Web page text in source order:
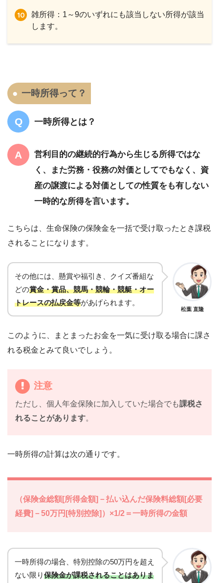
雑所得：1～9のいずれにも該当しない所得が該当
します。
一時所得って？
一時所得とは？
営利目的の継続的行為から生じる所得ではな
く、また労務・役務の対価としてでもなく、資
産の譲渡による対価としての性質をも有しない
一時的な所得を言います。
こちらは、生命保険の保険金を一括で受け取ったとき課税
されることになります。
その他には、懸賞や福引き、クイズ番組な
どの賞金・賞品、競馬・競輪・競艇・オー
トレースの払戻金等があげられます。
松葉 直隆
このように、まとまったお金を一気に受け取る場合に課さ
れる税金とみて良いでしょう。
注意
ただし、 個人年金保険に加入していた場合でも課税さ
れることがあります。
一時所得の計算は次の通りです。
（保険金総額[所得金額]－払い込んだ保険料総額[必要
経費]－50万円[特別控除]）×1/2＝一時所得の金額
一時所得の場合、特別控除の50万円を超え
ない限り保険金が課税されることはありま